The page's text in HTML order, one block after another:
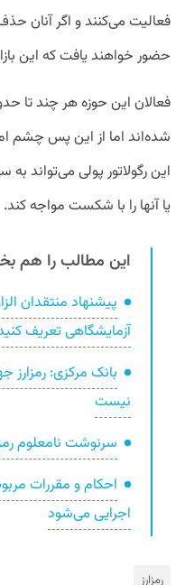
فعالیت می‌کنند و اگر آنان
حضور خواهند یافت که این
فعالان این حوزههر چندتا
شده‌اند اما از اینپس چشم
اینرگولاتور پولی می‌تواند به
یا آنها را با شکست مواجهکند.
این مطالب را هم
پیشنهاد منتقدان
آزمایشگاهی تعریف
بانک مرکزی: رمزارز
نیست
سرنوشت نامعلوم
احکام و مقررات
اجرایی می‌شود
رمزارز